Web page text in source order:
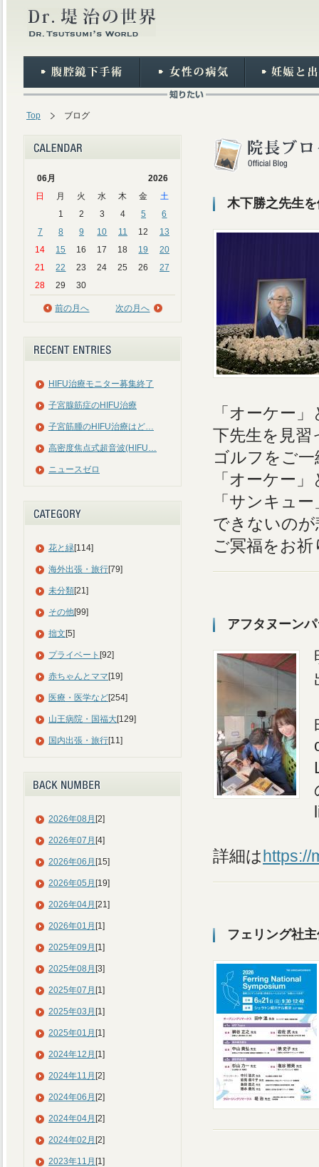
Top ブログ
06月
2026
日
月 火 水 木 金
土
1
2 3 4 5
6
7
8 9 10 11 12
13
14
15 16 17 18 19
20
21
22 23 24 25 26
27
28
29 30
前の月へ 次の月へ
HIFU治療モニター募集終了
子宮腺筋症のHIFU治療
子宮筋腫のHIFU治療はど…
高密度焦点式超音波(HIFU…
ニュースゼロ
花と緑[114]
海外出張・旅行[79]
未分類[21]
その他[99]
拙文 [5]
プライベート [92]
赤ちゃんとママ [19]
医療・医学など[254]
山王病院・国福大[129]
国内出張・旅行[11]
2026年08月 [2]
2026年07月 [4]
2026年06月 [15]
2026年05月 [19]
2026年04月 [21]
2026年01月 [1]
2025年09月 [1]
2025年08月 [3]
2025年07月 [1]
2025年03月 [1]
2025年01月 [1]
2024年12月 [1]
2024年11月 [2]
2024年06月 [2]
2024年04月 [2]
2024年02月 [2]
2023年11月 [1]
木下勝之先生
「オーケー
下先生を見
ゴルフをご
「オーケー
「サンキュ
できないの
ご冥福をお
アフタヌーン
詳細はhttps://
フェリング社